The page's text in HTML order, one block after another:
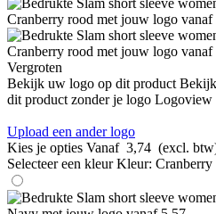
Vergroten
Bekijk uw logo op dit product
dit product zonder je logo Logoview
Upload een ander logo
Kies je opties Vanaf 3,74 (excl.
Selecteer een kleur Kleur: Cranberry